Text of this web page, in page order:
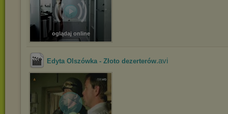
oglądaj online
Edyta Olszówka - Złoto dezerterów.avi